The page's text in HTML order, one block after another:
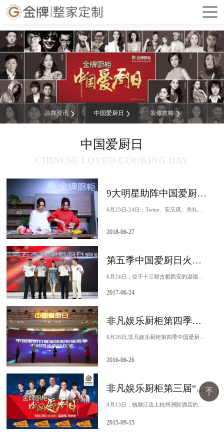
品牌资讯 中国爱厨日 装修攻略
中国爱厨日
9大明星助阵中国爱厨日各会场，现场究竟发生了什么？
6月23日-24日，Twins、安又琪、关礼杰、王奕心等9大明星来到非凡娱乐厨柜第六季中国爱厨日各大活动现场。9位明星化身资深厨柜达人，现场为广大歌迷、影迷、柜迷们...
2018-06-27
第五季中国爱厨日火爆开场 看王丽坤“任性”检验厨柜
6月24日，位于十三朝古都西安的温德姆酒店爆发了一场万人空巷的暖心活动，非凡娱乐厨柜第五届中国爱厨日在全国万众瞩目下盛大举行。同时爱厨日各大分会场也在全国盛大开幕，...
2017-06-24
非凡娱乐厨柜第四季中国爱厨日全国狂欢 紫霞仙子带你爱上下厨 见证幸福
6月26日,非凡娱乐厨柜第四季中国爱厨日在全国各地盛大启幕, 紫霞仙子朱茵现身重庆红星美凯龙江北店的活动现场，与全国千万家庭上演一场温情与惊喜并俱的爱厨大聚会，见证...
2016-06-26
非凡娱乐厨柜第三届“中国爱厨日”耀世开幕 有爱狂潮现场引爆
2015-09-15